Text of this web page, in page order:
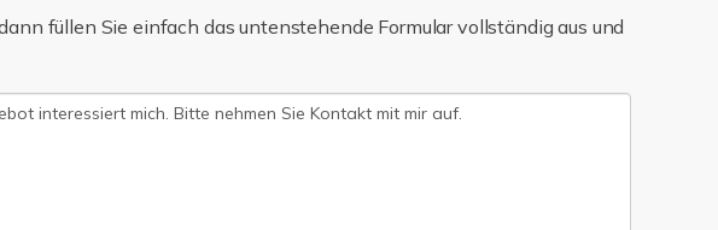
füllen Sie einfach das untenstehende Formular vollständig aus und